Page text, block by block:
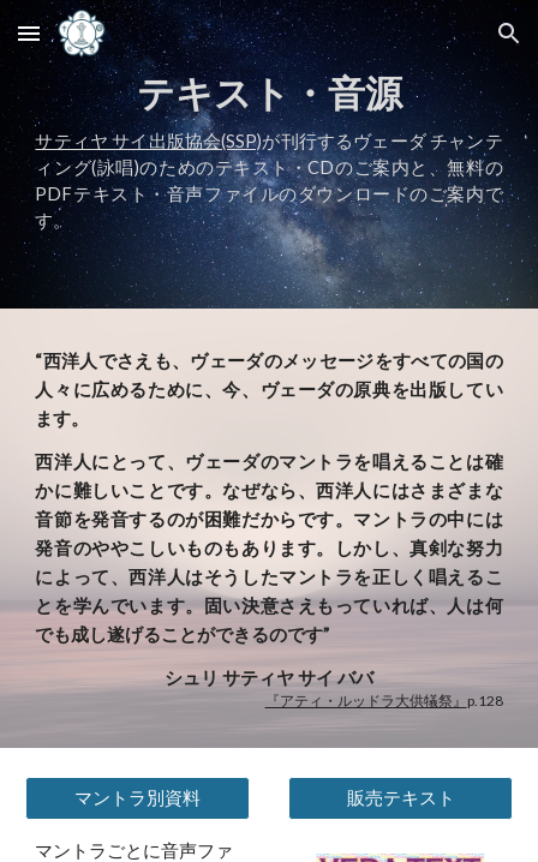
Skip to main content Skip to navigation
テキスト・音源
サティヤ サイ出版協会(SSP)が刊行するヴェーダ チャンテ
ィング(詠唱)のためのテキスト・CDのご案内と、無料の
PDFテキスト・音声ファイルのダウンロードのご案内で
す。
“西洋人でさえも、ヴェーダのメッセージをすべての国の
人々に広めるために、今、ヴェーダの原典を出版してい
ます。
西洋人にとって、ヴェーダのマントラを唱えることは確
かに難しいことです。なぜなら、西洋人にはさまざまな
音節を発音するのが困難だからです。マントラの中には
発音のややこしいものもあります。しかし、真剣な努力
によって、西洋人はそうしたマントラを正しく唱えるこ
とを学んでいます。固い決意さえもっていれば、人は何
でも成し遂げることができるのです”
シュリ サティヤ サイ ババ
『アティ・ルッドラ大供犠祭』 p.128
マントラ別資料
マントラごとに音声ファ
販売テキスト